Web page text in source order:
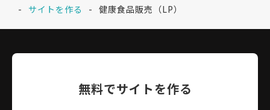
サイトを作る
健康食品販売（LP）
無料でサイトを作る